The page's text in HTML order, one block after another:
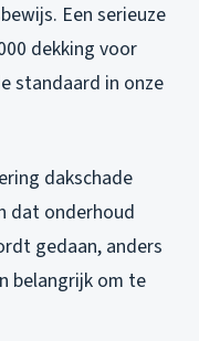
Een serieuze
dekking voor
standaard in onze
dakschade
dat onderhoud
gedaan, anders
belangrijk om te